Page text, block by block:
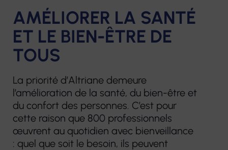
de
prothèses
dentaires
Matériel
médical
Plateforme
d’accompagnement
Centre de
Ressources
Territorial
thérapeutique
AMÉLIORER LA SANTÉ
ET LE BIEN-ÊTRE DE
TOUS
La priorité d’Altriane demeure
l’amélioration de la santé, du bien-être et
du confort des personnes. C’est pour
cette raison que 800 professionnels
œuvrent au quotidien avec bienveillance
: quel que soit le besoin, ils peuvent